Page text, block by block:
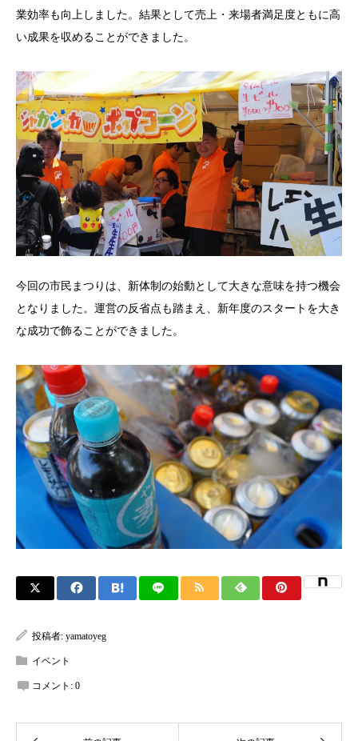
業効率も向上しました。結果として売上・来場者満足度ともに高
い成果を収めることができました。
今回の市民まつりは、新体制の始動として大きな意味を持つ機会
となりました。運営の反省点も踏まえ、新年度のスタートを大き
な成功で飾ることができました。
投稿者: yamatoyeg
イベント
コメント: 0